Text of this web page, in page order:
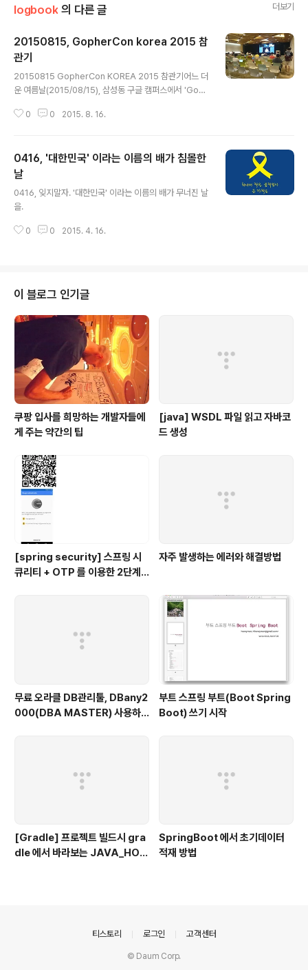
logbook 의 다른 글 더보기
20150815, GopherCon korea 2015 참
관기
20150815 GopherCon KOREA 2015 참관기어느 더
운 여름날(2015/08/15), 삼성동 구글 캠퍼스에서 'Goph
015 고퍼Gopher보다는 고랭Golang 으로 부르는 것이
야겠다는 여유를 가지게 되었을 때 우연히 구글플러스(htt
ps://plus.google.com/u/0/communities/1157212
75599816202991)에서 정보를 접했다.아시아에 처음
으로 개장했다는 '구글캠퍼스(https://www.campus.c
o/seoul/ko)' 구경도 갈겸 고랭에 대한 정보를 모을 수 있
는 기회가 ..
0 0 2015. 8. 16.
0416, '대한민국' 이라는 이름의 배가 침몰한
날
0416, 잊지말자. '대한민국' 이라는 이름의 배가 무너진 날
을.
0 0 2015. 4. 16.
이 블로그 인기글
쿠팡 입사를 희망하는 개발자들에
게 주는 약간의 팁
[java] WSDL 파일 읽고 자바코
드 생성
[spring security] 스프링 시
큐리티 + OTP 를 이용한 2단계
자주 발생하는 에러와 해결방법
무료 오라클 DB관리툴, DBany2
000(DBA MASTER) 사용하
부트 스프링 부트(Boot Spring
Boot) 쓰기 시작
[Gradle] 프로젝트 빌드시 gra
dle 에서 바라보는 JAVA_HOM
SpringBoot 에서 초기데이터
적재 방법
티스토리 로그인 고객센터
© Daum Corp.